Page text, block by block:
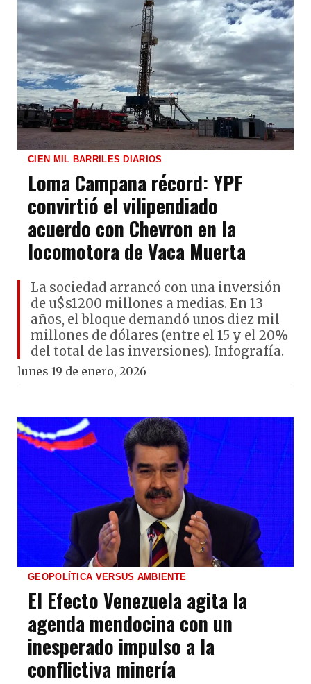
CIEN MIL BARRILES DIARIOS
Loma Campana récord: YPF
convirtió el vilipendiado
acuerdo con Chevron en la
locomotora de Vaca Muerta
La sociedad arrancó con una inversión
de u$s1200 millones a medias. En 13
años, el bloque demandó unos diez mil
millones de dólares (entre el 15 y el 20%
del total de las inversiones). Infografía.
lunes 19 de enero, 2026
GEOPOLÍTICA VERSUS AMBIENTE
El Efecto Venezuela agita la
agenda mendocina con un
inesperado impulso a la
conflictiva minería